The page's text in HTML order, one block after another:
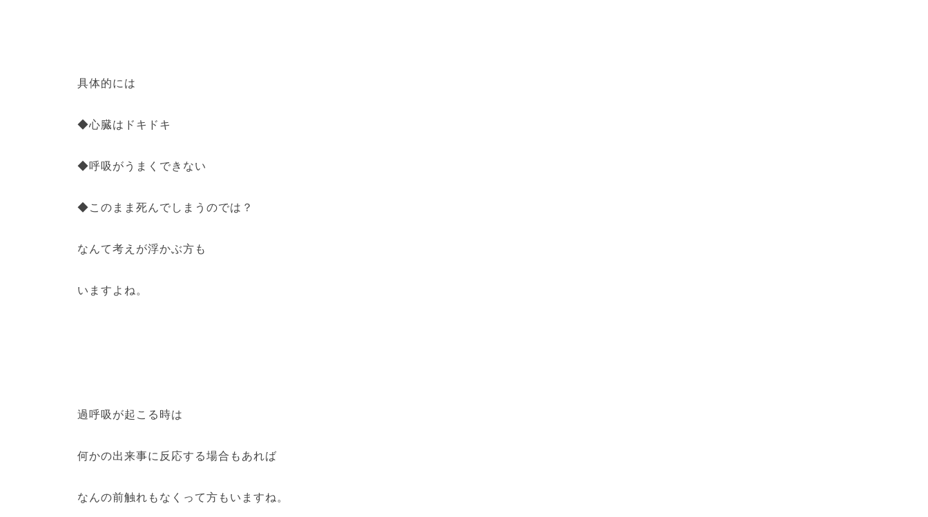
具体的には
◆心臓はドキドキ
◆呼吸がうまくできない
◆このまま死んでしまうのでは？
なんて考えが浮かぶ方も
いますよね。
過呼吸が起こる時は
何かの出来事に反応する場合もあれば
なんの前触れもなくって方もいますね。